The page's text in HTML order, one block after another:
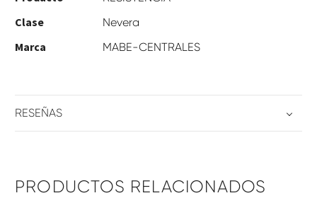
Clase Nevera
Marca MABE-CENTRALES
RESEÑAS
PRODUCTOS RELACIONADOS